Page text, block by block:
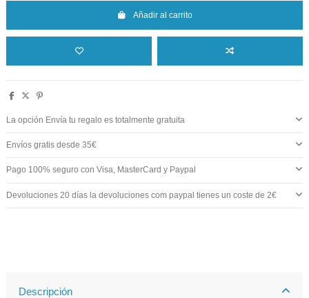
Añadir al carrito
La opción Envía tu regalo es totalmente gratuita
Envíos gratis desde 35€
Pago 100% seguro con Visa, MasterCard y Paypal
Devoluciones 20 días la devoluciones com paypal tienes un coste de 2€
Descripción